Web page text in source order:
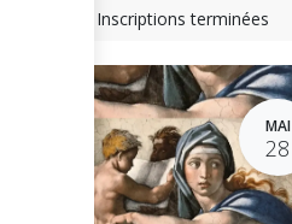
Inscriptions terminées
MAI
28